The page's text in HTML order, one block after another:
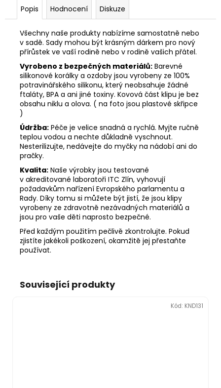
Popis Hodnocení Diskuze
Všechny naše produkty nabízíme samostatně nebo
v sadě. Sady mohou být krásným dárkem pro nový
přírůstek ve vaší rodině nebo v rodině vašich přátel.
Vyrobeno z bezpečných materiálů: Barevné
silikonové korálky a ozdoby jsou vyrobeny ze 100%
potravinářského silikonu, který neobsahuje žádné
ftaláty, BPA a ani jiné toxiny. Kovová část klipu je bez
obsahu niklu a olova. ( na foto jsou plastové skřipce
)
Údržba: Péče je velice snadná a rychlá. Myjte ručně
teplou vodou a nechte důkladně vyschnout.
Nesterilizujte, nedávejte do myčky na nádobí ani do
pračky.
Kvalita: Naše výrobky jsou testované
v akreditované laboratoři ITC Zlín, vyhovují
požadavkům nařízení Evropského parlamentu a
Rady. Díky tomu si můžete být jistí, že jsou klipy
vyrobeny ze zdravotně nezávadných materiálů a
jsou pro vaše děti naprosto bezpečné.
Před každým použitím pečlivě zkontrolujte. Pokud
zjistíte jakékoli poškození, okamžitě jej přestaňte
používat.
Související produkty
Kód: KND131